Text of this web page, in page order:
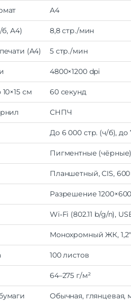
A4
б, A4) 8,8стр./мин
печати (A4) 5стр./мин
4800×1200dpi
10×15см 60секунд
СНПЧ
До6 000стр. (ч/б), до
Пигментные
Планшетный,CIS,
Разрешение
Wi‑Fi (802.11 b/g/n),
Монохромный ЖК,1,2″
100листов
64–275 г/м²
Обычная,глянцевая,